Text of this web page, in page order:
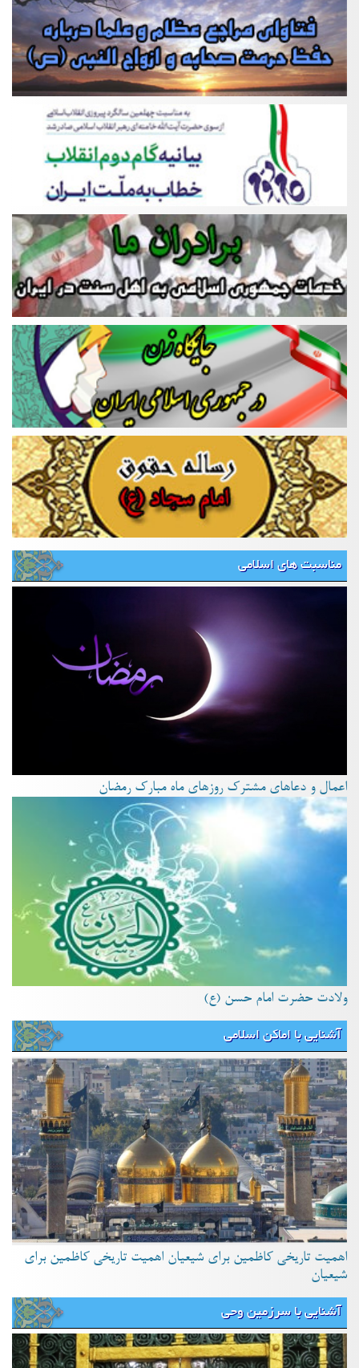
مناسبت های اسلامی
اعمال و دعاهای مشترک روزهای ماه مبارک رمضان
ولادت حضرت امام حسن (ع)
آشنایی با اماکن اسلامی
اهمیت تاریخی کاظمین برای شیعیان اهمیت تاریخی کاظمین برای
شیعیان
آشنایی با سرزمین وحی